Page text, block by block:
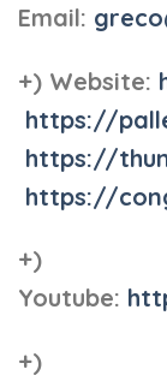
Email:
+) Website:
https://
https://
https://
+)
Youtube:
+)